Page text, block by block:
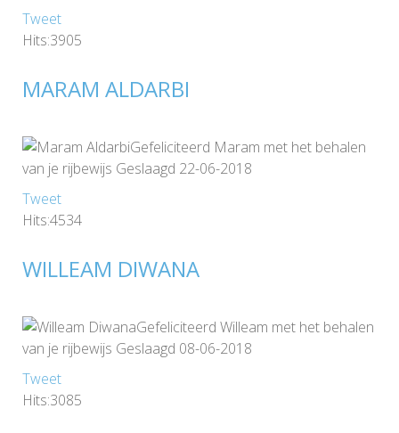
Tweet
Hits:3905
MARAM ALDARBI
Gefeliciteerd Maram met het behalen
van je rijbewijs Geslaagd 22-06-2018
Tweet
Hits:4534
WILLEAM DIWANA
Gefeliciteerd Willeam met het behalen
van je rijbewijs Geslaagd 08-06-2018
Tweet
Hits:3085